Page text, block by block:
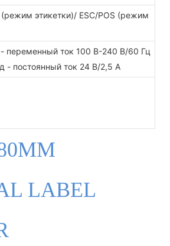
(режим этикетки)/ ESC/POS (режим
переменный ток 100 В-240 В/60 Гц
- постоянный ток 24 В/2,5 А
LABEL